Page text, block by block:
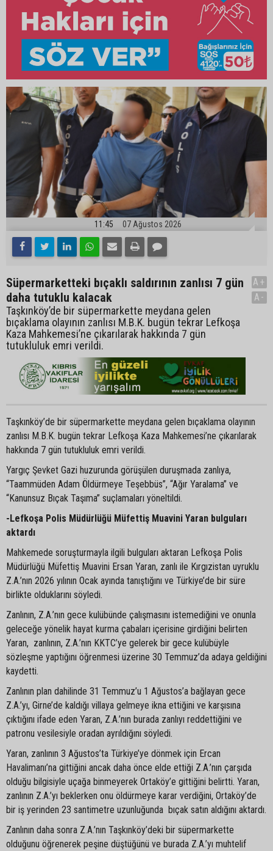
11:45 07 Ağustos 2026
Süpermarketteki bıçaklı saldırının zanlısı 7 gün
daha tutuklu kalacak
Taşkınköy’de bir süpermarkette meydana gelen
bıçaklama olayının zanlısı M.B.K. bugün tekrar Lefkoşa
Kaza Mahkemesi’ne çıkarılarak hakkında 7 gün
tutukluluk emri verildi.
A+
A-
Taşkınköy’de bir süpermarkette meydana gelen bıçaklama olayının
zanlısı M.B.K. bugün tekrar Lefkoşa Kaza Mahkemesi’ne çıkarılarak
hakkında 7 gün tutukluluk emri verildi.
Yargıç Şevket Gazi huzurunda görüşülen duruşmada zanlıya,
“Taammüden Adam Öldürmeye Teşebbüs”, “Ağır Yaralama” ve
“Kanunsuz Bıçak Taşıma” suçlamaları yöneltildi.
-Lefkoşa Polis Müdürlüğü Müfettiş Muavini Yaran bulguları
aktardı
Mahkemede soruşturmayla ilgili bulguları aktaran Lefkoşa Polis
Müdürlüğü Müfettiş Muavini Ersan Yaran, zanlı ile Kırgızistan uyruklu
Z.A.’nın 2026 yılının Ocak ayında tanıştığını ve Türkiye’de bir süre
birlikte olduklarını söyledi.
Zanlının, Z.A.’nın gece kulübünde çalışmasını istemediğini ve onunla
geleceğe yönelik hayat kurma çabaları içerisine girdiğini belirten
Yaran, zanlının, Z.A.’nın KKTC’ye gelerek bir gece kulübüyle
sözleşme yaptığını öğrenmesi üzerine 30 Temmuz’da adaya geldiğini
kaydetti.
Zanlının plan dahilinde 31 Temmuz’u 1 Ağustos’a bağlayan gece
Z.A.’yı, Girne’de kaldığı villaya gelmeye ikna ettiğini ve karşısına
çıktığını ifade eden Yaran, Z.A.’nın burada zanlıyı reddettiğini ve
patronu vesilesiyle oradan ayrıldığını söyledi.
Yaran, zanlının 3 Ağustos’ta Türkiye’ye dönmek için Ercan
Havalimanı’na gittiğini ancak daha önce elde ettiği Z.A.’nın çarşıda
olduğu bilgisiyle uçağa binmeyerek Ortaköy’e gittiğini belirtti. Yaran,
zanlının Z.A.’yı beklerken onu öldürmeye karar verdiğini, Ortaköy’de
bir iş yerinden 23 santimetre uzunluğunda bıçak satın aldığını aktardı.
Zanlının daha sonra Z.A.’nın Taşkınköy’deki bir süpermarkette
olduğunu öğrenerek peşine düştüğünü ve burada Z.A.’yı muhtelif